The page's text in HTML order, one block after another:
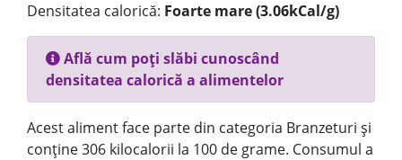
Densitatea calorică: Foarte mare (3.06kCal/g)
Află cum poți slăbi cunoscând
densitatea calorică a alimentelor
Acest aliment face parte din categoria Branzeturi și
conține 306 kilocalorii la 100 de grame. Consumul a